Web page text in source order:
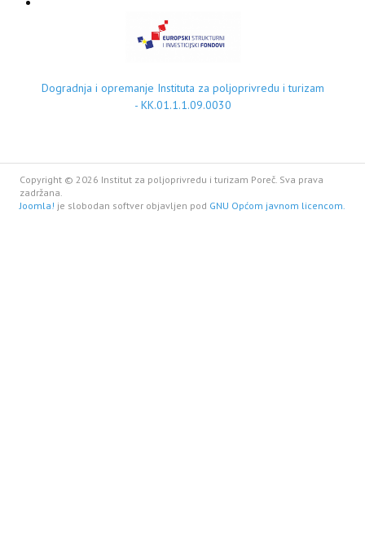
Dogradnja i opremanje Instituta za poljoprivredu i turizam
- KK.01.1.1.09.0030
Copyright © 2026 Institut za poljoprivredu i turizam Poreč. Sva prava
zadržana.
Joomla! je slobodan softver objavljen pod GNU Općom javnom licencom.